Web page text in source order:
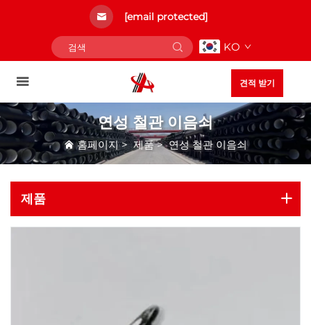
[email protected]
KO
견적 받기
연성 철관 이음쇠
홈페이지>제품>연성 철관 이음쇠
제품